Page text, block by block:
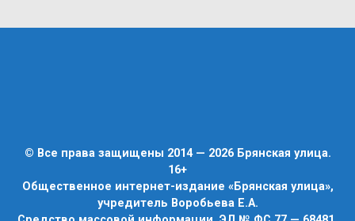
© Все права защищены 2014 — 2026 Брянская улица.
16+
Общественное интернет-издание «Брянская улица»,
учредитель Воробьева Е.А.